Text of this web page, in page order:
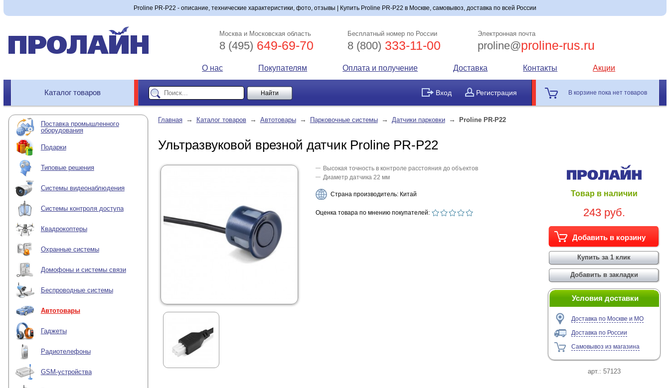
Proline PR-P22 - описание, технические характеристики, фото, отзывы | Купить Proline PR-P22 в Москве, самовывоз, доставка по всей России
Москва и Московская область
8 (495) 649-69-70
Бесплатный номер по России
8 (800) 333-11-00
Электронная почта
proline@proline-rus.ru
О нас Покупателям Оплата и получение Доставка Контакты Акции
Каталог товаров Вход Регистрация В корзине пока нет товаров
Поставка промышленного
оборудования
Подарки
Типовые решения
Системы видеонаблюдения
Системы контроля доступа
Квадрокоптеры
Охранные системы
Домофоны и системы связи
Беспроводные системы
Автотовары
Гаджеты
Радиотелефоны
GSM-устройства
Главная → Каталог товаров → Автотовары → Парковочные системы → Датчики парковки → Proline PR-P22
Ультразвуковой врезной датчик Proline PR-P22
Высокая точность в контроле расстояния до объектов
Диаметр датчика 22 мм
Страна производитель: Китай
Оценка товара по мнению покупателей:
Товар в наличии
243 руб.
Условия доставки
Доставка по Москве и МО
Доставка по России
Самовывоз из магазина
арт.: 57123